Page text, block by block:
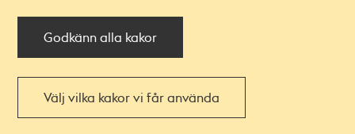
Godkänn alla kakor
Välj vilka kakor vi får använda